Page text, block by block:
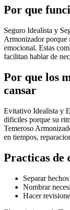
Por que
Seguro Idealista y
Armonizador porque
emocional. Estas
facilitan hablar de
Por que los
cansar
Evitativo Idealista y
dificiles porque su
Temeroso
en tiempos,
Practicas de
Separar
Nombrar
Hacer